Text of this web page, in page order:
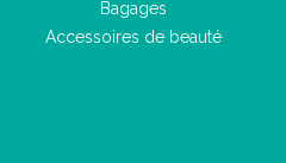
Bagages
Accessoires de beauté